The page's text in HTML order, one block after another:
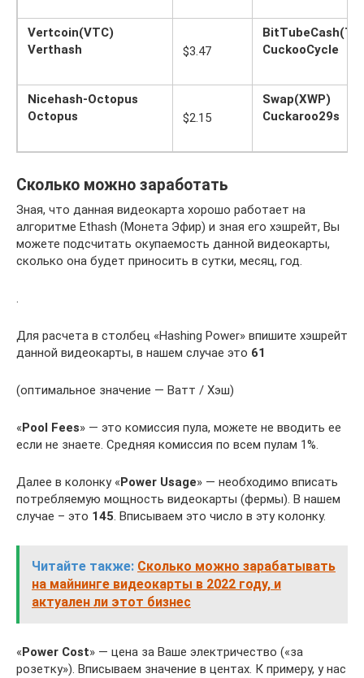
Vertcoin(VTC)
Verthash
$3.47
CuckooCycle
Nicehash-Octopus
Octopus
$2.15
Swap(XWP)
Cuckaroo29s
Сколько можно заработать
Зная, что данная видеокарта хорошо работает на
алгоритме Ethash (Монета Эфир) и зная его хэшрейт, Вы
можете подсчитать окупаемость данной видеокарты,
сколько она будет приносить в сутки, месяц, год.
.
Для расчета в столбец «Hashing Power» впишите хэшрейт
данной видеокарты, в нашем случае это 61
(оптимальное значение — Ватт / Хэш)
«Pool Fees» — это комиссия пула, можете не вводить ее
если не знаете. Средняя комиссия по всем пулам 1%.
Далее в колонку «Power Usage» — необходимо вписать
потребляемую мощность видеокарты (фермы). В нашем
случае – это 145. Вписываем это число в эту колонку.
Читайте также: Сколько можно зарабатывать
на майнинге видеокарты в 2022 году, и
актуален ли этот бизнес
«Power Cost» — цена за Ваше электричество («за
розетку»). Вписываем значение в центах. К примеру, у нас